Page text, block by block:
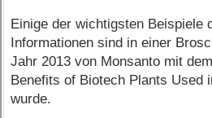
Einige der wichtigsten Beispiele
Informationen sind in einer
Jahr 2013 von Monsanto mit
Benefits of Biotech Plants Used
wurde.